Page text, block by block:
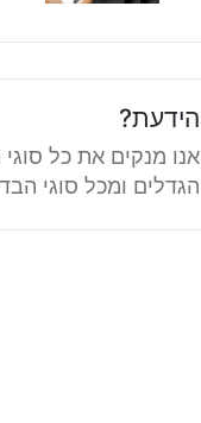
הידעת?
אנו מנקים את כל
הגדלים ומכל סוגי